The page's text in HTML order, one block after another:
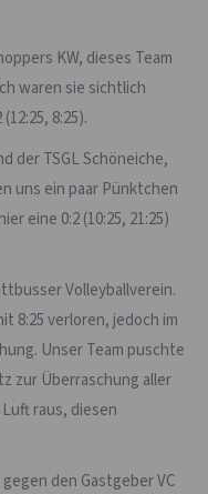
KW, dieses Team
waren sie sichtlich
8:25).
der TSGL Schöneiche,
uns ein paar Pünktchen
eine 0:2 (10:25, 21:25)
Volleyballverein.
8:25 verloren, jedoch im
Unser Team puschte
zur Überraschung aller
raus, diesen
den Gastgeber VC